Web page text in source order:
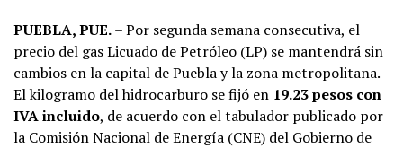
PUEBLA, PUE.– Por segunda semana consecutiva, el
precio del gas Licuado de Petróleo (LP) se mantendrá sin
cambios en la capital de Puebla y la zona metropolitana.
El kilogramo del hidrocarburo se fijó en 19.23 pesos con
IVA incluido, de acuerdo con el tabulador publicado por
la Comisión Nacional de Energía (CNE) del Gobierno de